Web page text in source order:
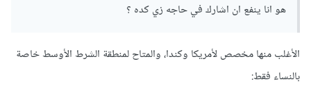
هو انا ينفع ان اشارك في حاجه زي كده ؟
الأغلب منها مخصص لأمريكا وكندا، والمتاح لمنطقة الشرط الأوسط خاصة
بالنساء فقط: